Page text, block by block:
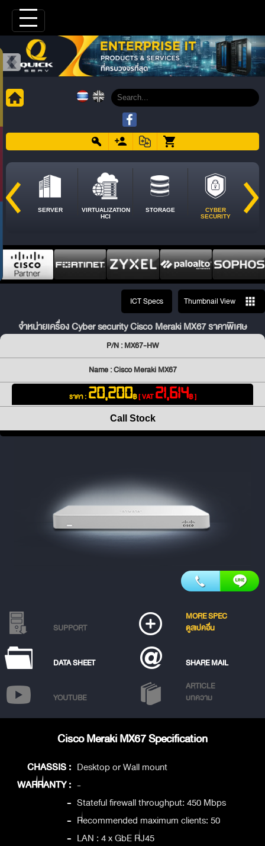
SERVER
VIRTUALIZATION
HCI
STORAGE
CYBER
SECURITY
ICT Specs Thumbnail View
จำหน่ายเครื่อง Cyber security Cisco Meraki MX67 ราคาพิเศษ
P/N : MX67-HW
Name : Cisco Meraki MX67
ราคา : 20,200฿[ VAT21,614฿ ]
Call Stock
SUPPORT
MORE SPEC
ดูสเปคอื่น
DATA SHEET SHARE MAIL
YOUTUBE
ARTICLE
บทความ
Cisco Meraki MX67 Specification
CHASSIS : Desktop or Wall mount
WARRANTY : -
- Stateful firewall throughput: 450 Mbps
- Recommended maximum clients: 50
- LAN : 4 x GbE RJ45